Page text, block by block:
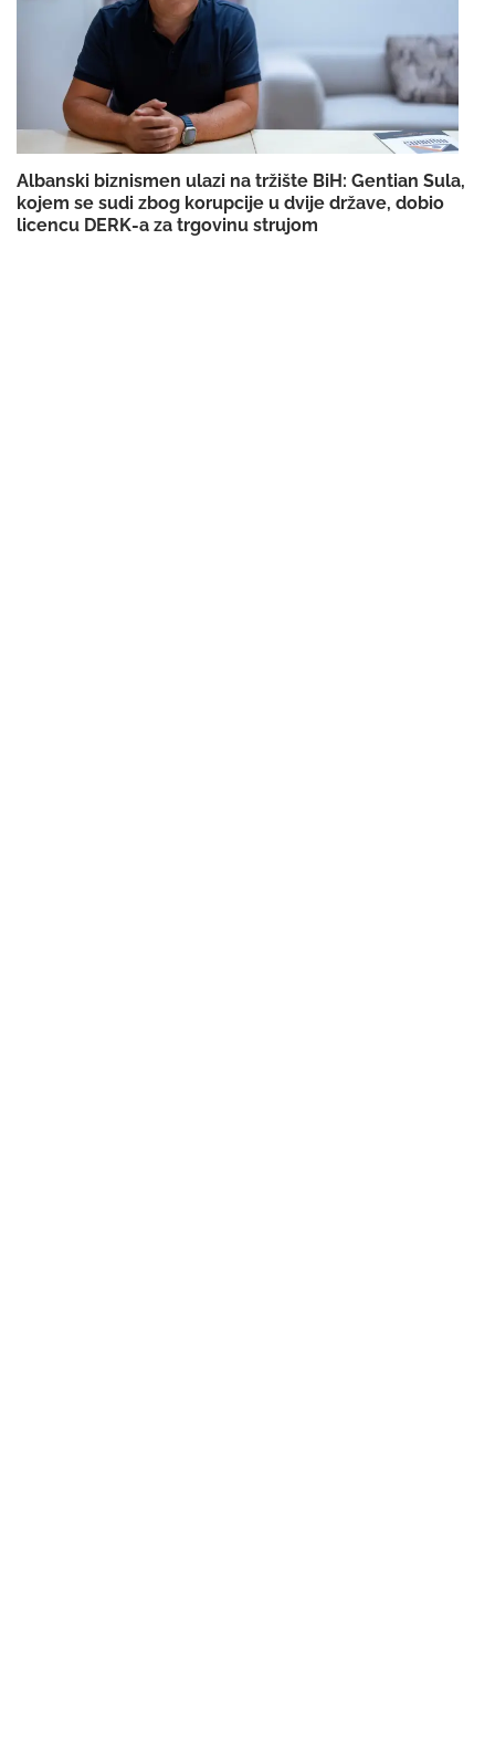
Albanski biznismen ulazi na tržište BiH: Gentian Sula,
kojem se sudi zbog korupcije u dvije države, dobio
licencu DERK-a za trgovinu strujom